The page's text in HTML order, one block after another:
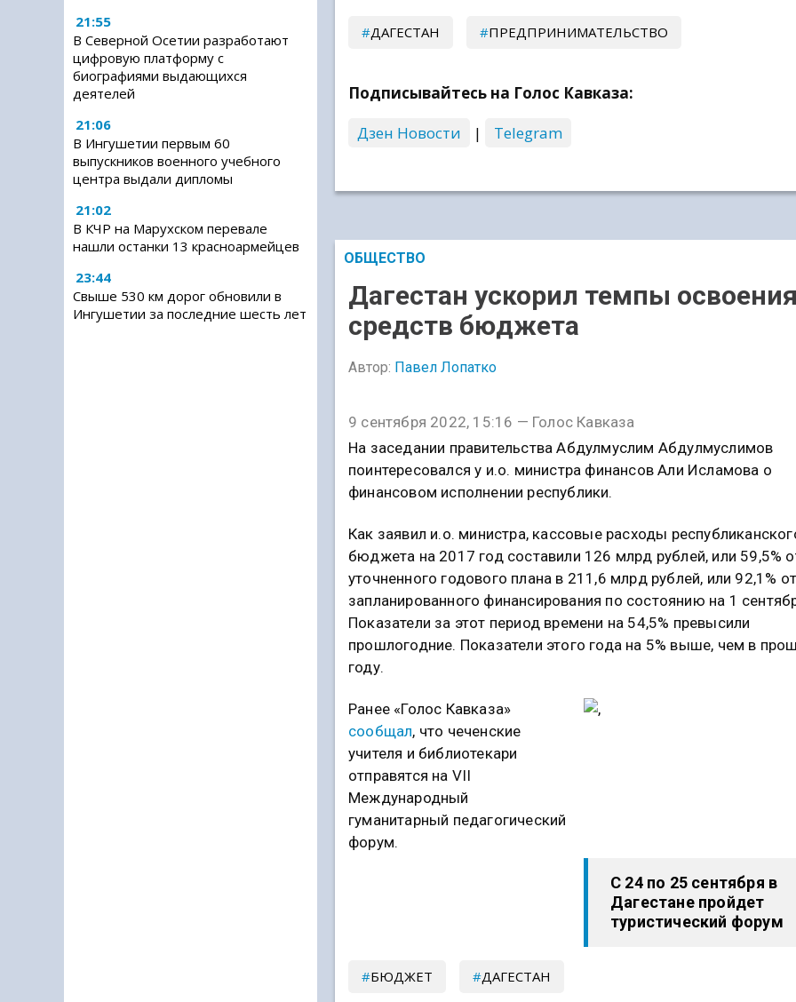
21:55
В Северной Осетии разработают
цифровую платформу с
биографиями выдающихся
деятелей
21:06
В Ингушетии первым 60
выпускников военного учебного
центра выдали дипломы
21:02
В КЧР на Марухском перевале
нашли останки 13 красноармейцев
23:44
Свыше 530 км дорог обновили в
Ингушетии за последние шесть лет
ДАГЕСТАН ПРЕДПРИНИМАТЕЛЬСТВО
Подписывайтесь на Голос Кавказа:
Дзен Новости
| Telegram
ОБЩЕСТВО
Дагестан ускорил темпы
средств бюджета
Автор: Павел Лопатко
9 сентября 2022, 15:16 — Голос Кавказа
На заседании правительства Абдулмуслим Абдулмуслимов
поинтересовался у и.о. министра финансов Али Исламова о
финансовом исполнении республики.
Как заявил и.о. министра, кассовые расходы
бюджета на 2017 год составили 126 млрд рублей, или 59,5%
уточненного годового плана в 211,6 млрд рублей, или 92,1% от
запланированного финансирования по состоянию на 1
Показатели за этот период времени на 54,5% превысили
прошлогодние. Показатели этого года на 5% выше, чем в
году.
С 24 по 25 сентября в
Дагестане пройдет
туристический форум
Ранее «Голос Кавказа»
сообщал, что чеченские
учителя и библиотекари
отправятся на VII
Международный
гуманитарный педагогический
форум.
БЮДЖЕТ ДАГЕСТАН